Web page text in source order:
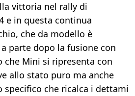
vittoria nel rally di
e in questa continua
che da modello è
parte dopo la fusione con
che Mini si ripresenta con
allo stato puro ma anche
specifico che ricalca i dettami